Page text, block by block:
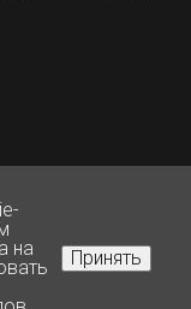
1999-2025
на
Принять